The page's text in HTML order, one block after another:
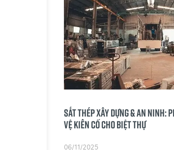
Sắt thép Xây dựng & An ninh:
vệ Kiên cố cho Biệt thự
06/11/2025